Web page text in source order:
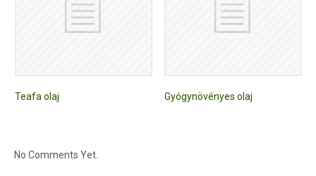
Teafa olaj Gyógynövényes olaj
No Comments Yet.